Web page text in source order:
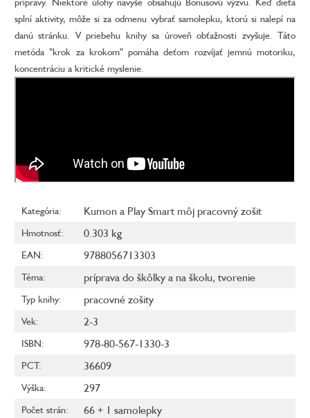
splní aktivity, môže si za odmenu vybrať samolepku, ktorú si nalepí na
danú stránku. V priebehu knihy sa úroveň obťažnosti zvyšuje. Táto
metóda "krok za krokom" pomáha deťom rozvíjať jemnú motoriku,
koncentráciu a kritické myslenie.
Kategória: Kumon a Play Smart môj pracovný zošit
Hmotnosť: 0.303 kg
EAN: 9788056713303
Téma: príprava do škôlky a na školu, tvorenie
Typ knihy: pracovné zošity
Vek: 2-3
ISBN: 978-80-567-1330-3
PCT: 36609
Výška: 297
Počet strán: 66 + 1 samolepky